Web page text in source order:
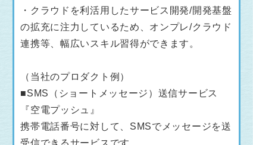
・クラウドを利活用したサービス開発/開発基盤
の拡充に注力しているため、オンプレ/クラウド
連携等、幅広いスキル習得ができます。
（当社のプロダクト例）
■SMS（ショートメッセージ）送信サービス
『空電プッシュ』
携帯電話番号に対して、SMSでメッセージを送